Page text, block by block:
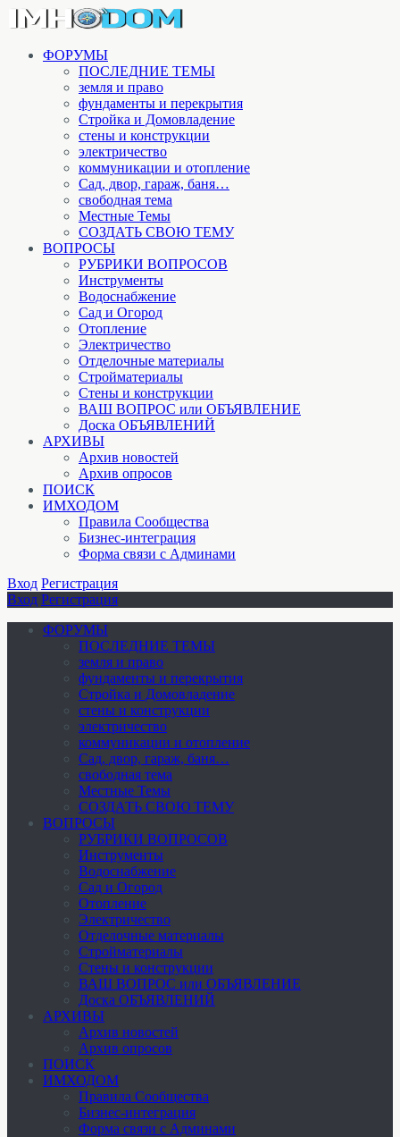
ФОРУМЫ
ПОСЛЕДНИЕ ТЕМЫ
земля и право
фундаменты и перекрытия
Стройка и Домовладение
стены и конструкции
электричество
коммуникации и отопление
Cад, двор, гараж, баня…
свободная тема
Местные Темы
СОЗДАТЬ СВОЮ ТЕМУ
ВОПРОСЫ
РУБРИКИ ВОПРОСОВ
Инструменты
Водоснабжение
Сад и Огород
Отопление
Электричество
Отделочные материалы
Стройматериалы
Стены и конструкции
ВАШ ВОПРОС или ОБЪЯВЛЕНИЕ
Доска ОБЪЯВЛЕНИЙ
АРХИВЫ
Архив новостей
Архив опросов
ПОИСК
ИМХОДОМ
Правила Сообщества
Бизнес-интеграция
Форма связи с Админами
Вход Регистрация
Вход Регистрация
ФОРУМЫ
ПОСЛЕДНИЕ ТЕМЫ
земля и право
фундаменты и перекрытия
Стройка и Домовладение
стены и конструкции
электричество
коммуникации и отопление
Cад, двор, гараж, баня…
свободная тема
Местные Темы
СОЗДАТЬ СВОЮ ТЕМУ
ВОПРОСЫ
РУБРИКИ ВОПРОСОВ
Инструменты
Водоснабжение
Сад и Огород
Отопление
Электричество
Отделочные материалы
Стройматериалы
Стены и конструкции
ВАШ ВОПРОС или ОБЪЯВЛЕНИЕ
Доска ОБЪЯВЛЕНИЙ
АРХИВЫ
Архив новостей
Архив опросов
ПОИСК
ИМХОДОМ
Правила Сообщества
Бизнес-интеграция
Форма связи с Админами